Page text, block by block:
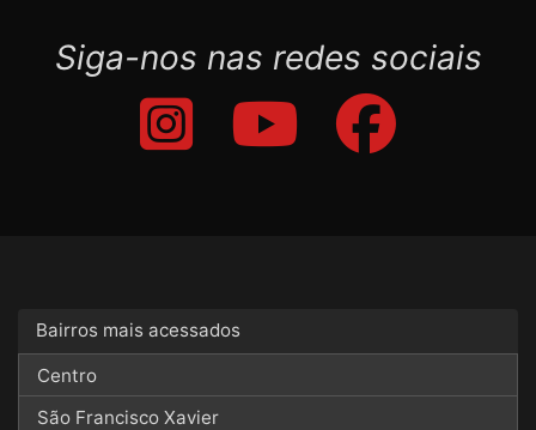
Siga-nos nas redes sociais
Bairros mais acessados
Centro
São Francisco Xavier